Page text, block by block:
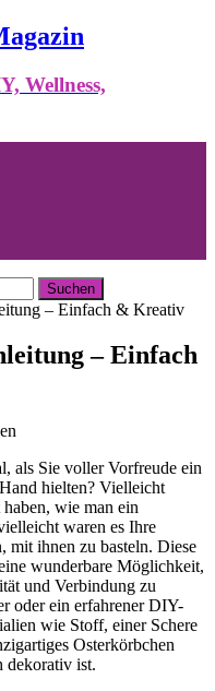
Wellness,
– Einfach & Kreativ
– Einfach
als Sie voller Vorfreude ein
hielten? Vielleicht
wie man ein
waren es Ihre
mit ihnen zu basteln. Diese
wunderbare Möglichkeit,
und Verbindung zu
oder ein erfahrener DIY-
wie Stoff, einer Schere
Osterkörbchen
dekorativ ist.